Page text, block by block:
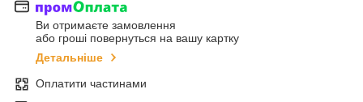
Ви отримаєте замовлення
або гроші повернуться на вашу картку
Детальніше
Оплатити частинами